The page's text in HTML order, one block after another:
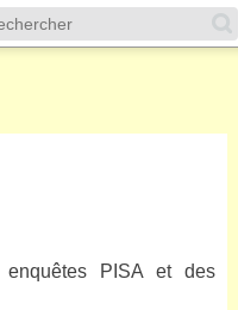
PISA et des